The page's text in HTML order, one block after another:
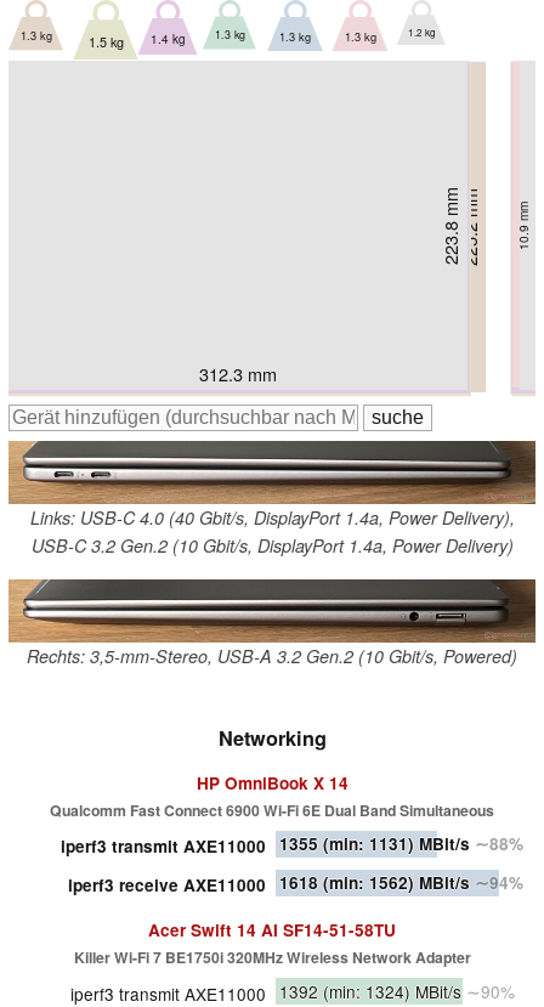
325 mm
225.2 mm 15 mm
1.3 kg
315 mm
228 mm 16.5 mm
1.5 kg
314 mm
226 mm 16.9 mm
1.4 kg
312 mm
221 mm 16 mm
1.3 kg
312.9 mm
223.5 mm 14.3 mm
1.3 kg
311 mm
222 mm 15.9 mm
1.3 kg
312.3 mm
223.8 mm 10.9 mm
1.2 kg
Links: USB-C 4.0 (40 Gbit/s, DisplayPort 1.4a, Power Delivery),
USB-C 3.2 Gen.2 (10 Gbit/s, DisplayPort 1.4a, Power Delivery)
Rechts: 3,5-mm-Stereo, USB-A 3.2 Gen.2 (10 Gbit/s, Powered)
Networking
HP OmniBook X 14
Qualcomm Fast Connect 6900 Wi-Fi 6E Dual Band Simultaneous
iperf3 transmit AXE11000 1355 (min: 1131) MBit/s ∼88%
iperf3 receive AXE11000
1618 (min: 1562) MBit/s ∼94%
Acer Swift 14 AI SF14-51-58TU
Killer Wi-Fi 7 BE1750i 320MHz Wireless Network Adapter
iperf3 transmit AXE11000 1392 (min: 1324) MBit/s ∼90%